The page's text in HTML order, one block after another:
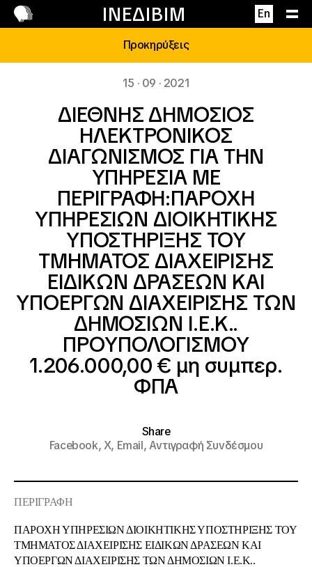
ΙΝΕΔΙΒΙΜ En
Επικοινωνία
Προκηρύξεις
15 · 09 · 2021
ΔΙΕΘΝΗΣ ΔΗΜΟΣΙΟΣ
ΗΛΕΚΤΡΟΝΙΚΟΣ
ΔΙΑΓΩΝΙΣΜΟΣ ΓΙΑ ΤΗΝ
ΥΠΗΡΕΣΙΑ ΜΕ
ΠΕΡΙΓΡΑΦΗ:ΠΑΡΟΧΗ
ΥΠΗΡΕΣΙΩΝ ΔΙΟΙΚΗΤΙΚΗΣ
ΥΠΟΣΤΗΡΙΞΗΣ ΤΟΥ
ΤΜΗΜΑΤΟΣ ΔΙΑΧΕΙΡΙΣΗΣ
ΕΙΔΙΚΩΝ ΔΡΑΣΕΩΝ ΚΑΙ
ΥΠΟΕΡΓΩΝ ΔΙΑΧΕΙΡΙΣΗΣ ΤΩΝ
ΔΗΜΟΣΙΩΝ Ι.Ε.Κ..
ΠΡΟΥΠΟΛΟΓΙΣΜΟΥ
1.206.000,00 € μη συμπερ.
ΦΠΑ
Share
Facebook,X, Email,Αντιγραφή Συνδέσμου
ΠΕΡΙΓΡΑΦΗ
ΠΑΡΟΧΗ ΥΠΗΡΕΣΙΩΝ ΔΙΟΙΚΗΤΙΚΗΣ ΥΠΟΣΤΗΡΙΞΗΣ ΤΟΥ
ΤΜΗΜΑΤΟΣ ΔΙΑΧΕΙΡΙΣΗΣ ΕΙΔΙΚΩΝ ΔΡΑΣΕΩΝ ΚΑΙ
ΥΠΟΕΡΓΩΝ ΔΙΑΧΕΙΡΙΣΗΣ ΤΩΝ ΔΗΜΟΣΙΩΝ Ι.Ε.Κ..